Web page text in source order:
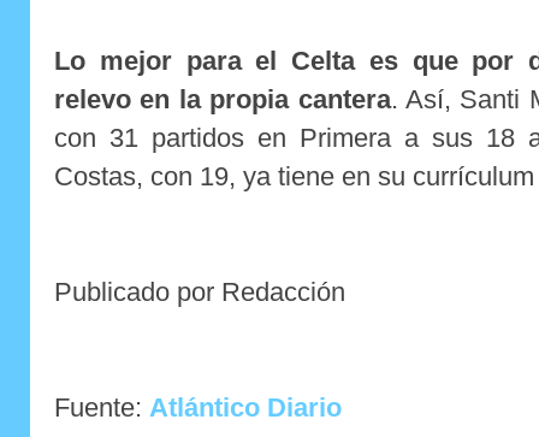
Lo mejor para el Celta es que por
relevo en la propia cantera. Así, Santi
con 31 partidos en Primera a sus 18
Costas, con 19, ya tiene en su
Publicado por Redacción
Fuente: Atlántico Diario